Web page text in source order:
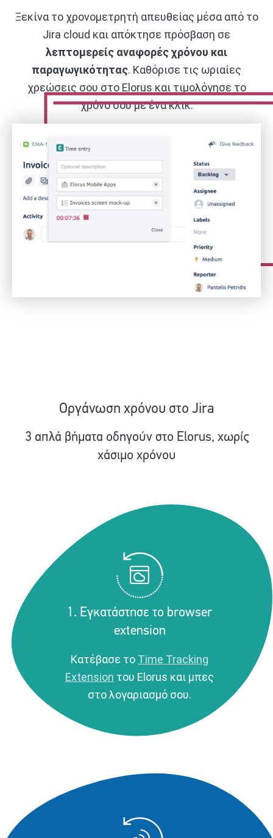
Ξεκίνα το χρονομετρητή απευθείας μέσα από το
Jira cloud και απόκτησε πρόσβαση σε
λεπτομερείς αναφορές χρόνου και
παραγωγικότητας. Καθόρισε τις ωριαίες
χρεώσεις σου στο Elorus και τιμολόγησε το
χρόνο σου με ένα κλικ.
Οργάνωση χρόνου στο Jira
3 απλά βήματα οδηγούν στο Εlorus, χωρίς
χάσιμο χρόνου
1. Εγκατάστησε το browser
extension
Κατέβασε τo Time Tracking
Extension του Elorus και μπες
στο λογαριασμό σου.